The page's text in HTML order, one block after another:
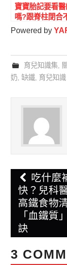
寶寶胎記要看醫
嗎?跟脊柱閉合
全的關係|楊為
Powered by
育兒知識集,
奶 ,缺鐵 育兒知識
Post吃什麼
快？兒科
高鐵食物
「血鐵質
訣
3